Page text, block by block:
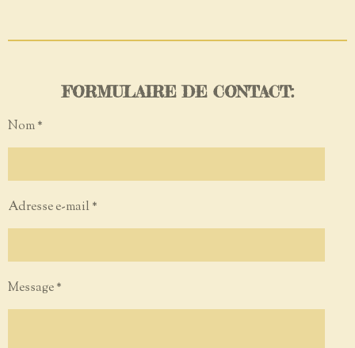
FORMULAIRE DE CONTACT:
Nom *
Adresse e-mail *
Message *